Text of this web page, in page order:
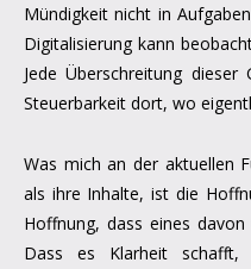
Mündigkeit nicht in
Digitalisierung kann
Jede Überschreitung
Steuerbarkeit dort, wo
Was mich an der aktuellen
als ihre Inhalte, ist die
Hoffnung, dass eines
Dass es Klarheit schafft,